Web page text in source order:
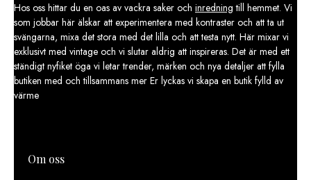
Hos oss hittar du en oas av vackra saker och inredning till hemmet. Vi
som jobbar här älskar att experimentera med kontraster och att ta ut
svängarna, mixa det stora med det lilla och att testa nytt. Här mixar vi
exklusivt med vintage och vi slutar aldrig att inspireras. Det är med ett
ständigt nyfiket öga vi letar trender, märken och nya detaljer att fylla
butiken med och tillsammans mer Er lyckas vi skapa en butik fylld av
värme
Om oss